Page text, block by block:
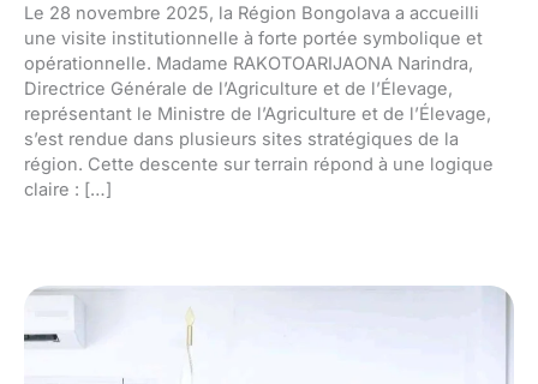
Le 28 novembre 2025, la Région Bongolava a accueilli
une visite institutionnelle à forte portée symbolique et
opérationnelle. Madame RAKOTOARIJAONA Narindra,
Directrice Générale de l’Agriculture et de l’Élevage,
représentant le Ministre de l’Agriculture et de l’Élevage,
s’est rendue dans plusieurs sites stratégiques de la
région. Cette descente sur terrain répond à une logique
claire : […]